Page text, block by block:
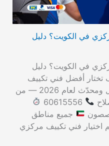
في الكويت؟ دليل
في الكويت؟ دليل
| 60615556 كيف تختار أفضل فني تكييف
مركزي في الكويت؟ دليل شامل ومحدّث لعام 2026 — من
جميع مناطق
اختيار فني تكييف مركزي